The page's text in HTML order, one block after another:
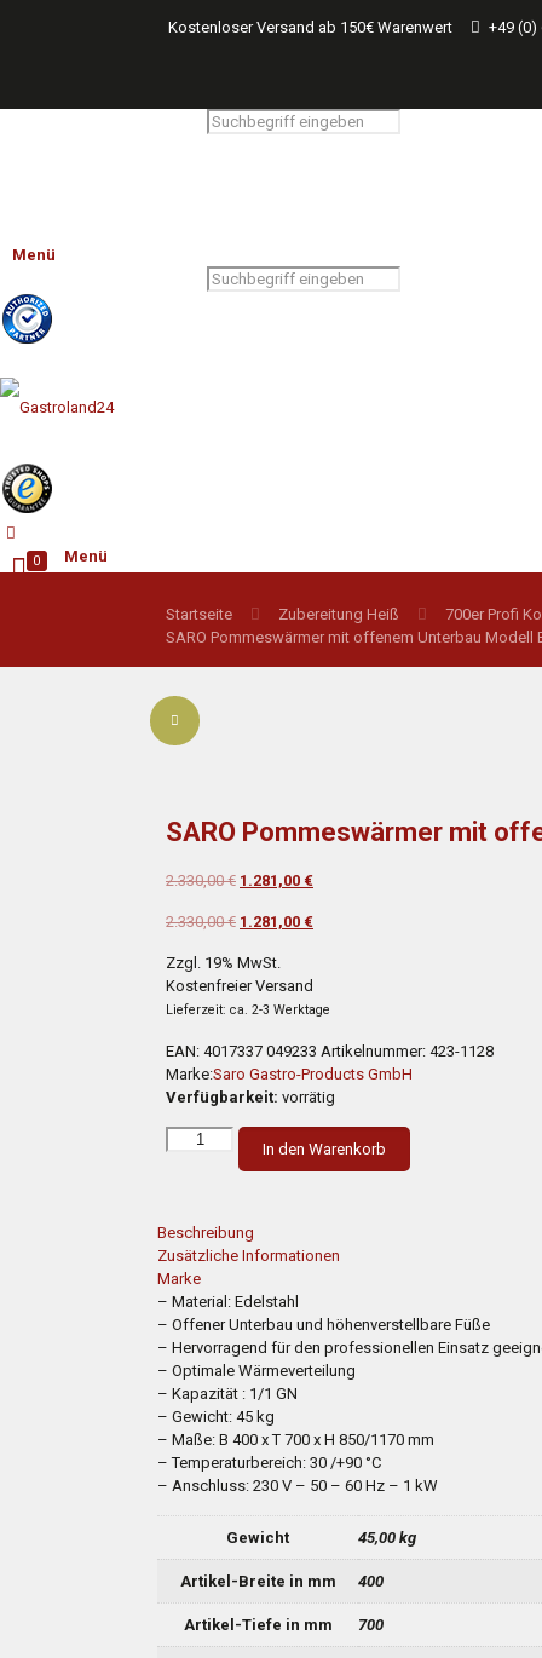
Kostenloser Versand ab 150€ Warenwert +49 (0)
Menü
0 Menü
Startseite Zubereitung Heiß
700er Profi
SARO Pommeswärmer mit offenem Unterbau Modell
SARO Pommeswärmer mit
2.330,00€ Ursprünglicher
war:
1.281,00 €Aktueller
ist:
2.330,00€ Ursprünglicher
war:
2.330,00 €
1.281,00 €Aktueller
Zzgl. 19% MwSt.
Kostenfreier Versand
Lieferzeit: ca. 2-3 Werktage
EAN: 4017337 049233 Artikelnummer: 423-1128
Marke:Saro Gastro-Products GmbH
Verfügbarkeit: vorrätig
SARO
Pommeswärmer
Unterbau
Modell
E7/SPE40BA
Menge
In den Warenkorb
Beschreibung
Zusätzliche Informationen
Marke
– Material: Edelstahl
– Offener Unterbau und höhenverstellbare Füße
– Hervorragend für den professionellen Einsatz
– Optimale Wärmeverteilung
– Kapazität : 1/1 GN
– Gewicht: 45 kg
– Maße: B 400 x T 700 x H 850/1170 mm
– Temperaturbereich: 30 /+90 °C
– Anschluss: 230 V – 50 – 60 Hz – 1 kW
Gewicht 45,00 kg
Artikel-Breite in mm 400
Artikel-Tiefe in mm 700